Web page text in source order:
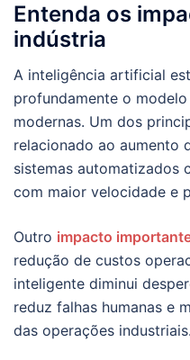
Entenda os
indústria
A inteligência artificial
profundamente o
modernas. Um dos
relacionado ao aumento
sistemas automatizados
com maior velocidade e
Outro impacto
redução de custos
inteligente diminui
reduz falhas humanas e
das operações industriais.